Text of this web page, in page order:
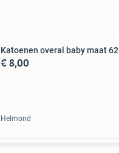
Katoenen overal baby maat 62
€ 8,00
Helmond